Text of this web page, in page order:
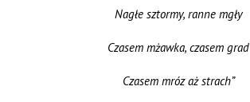
Nagłe sztormy, ranne mgły
Czasem mżawka, czasem grad
Czasem mróz aż strach”